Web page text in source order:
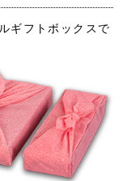
ギフトボックスで